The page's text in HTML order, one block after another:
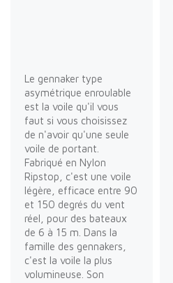
Le gennaker type
asymétrique enroulable
est la voile qu'il vous
faut si vous choisissez
de n'avoir qu'une seule
voile de portant.
Fabriqué en Nylon
Ripstop, c'est une voile
légère, efficace entre 90
et 150 degrés du vent
réel, pour des bateaux
de 6 à 15 m. Dans la
famille des gennakers,
c'est la voile la plus
volumineuse. Son